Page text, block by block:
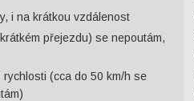
i na krátkou vzdálenost
přejezdu) se nepoutám,
rychlosti (cca do 50 km/h se